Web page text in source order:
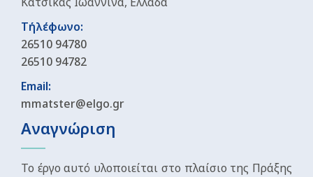
Τήλέφωνο:
26510 94780
26510 94782
Email:
mmatster@elgo.gr
Αναγνώριση
Το έργο αυτό υλοποιείται στο πλαίσιο της Πράξης